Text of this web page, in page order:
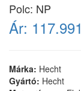
Polc: NP
Ár:
Márka: Hecht
Gyártó: Hecht